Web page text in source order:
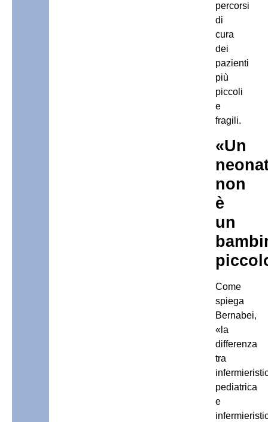
percorsi
di
cura
dei
pazienti
più
piccoli
e
fragili.
«Un
non
è
un
Come
spiega
Bernabei,
«la
differenza
tra
pediatrica
e